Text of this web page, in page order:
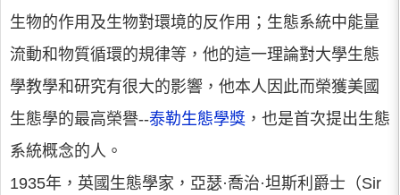
生物的作用及生物對環境的反作用；生態系統中能量
流動和物質循環的規律等，他的這一理論對大學生態
學教學和研究有很大的影響，他本人因此而榮獲美國
生態學的最高榮譽--泰勒生態學獎 ，也是首次提出生態
系統概念的人。
1935年，英國生態學家，亞瑟·喬治·坦斯利爵士（Sir